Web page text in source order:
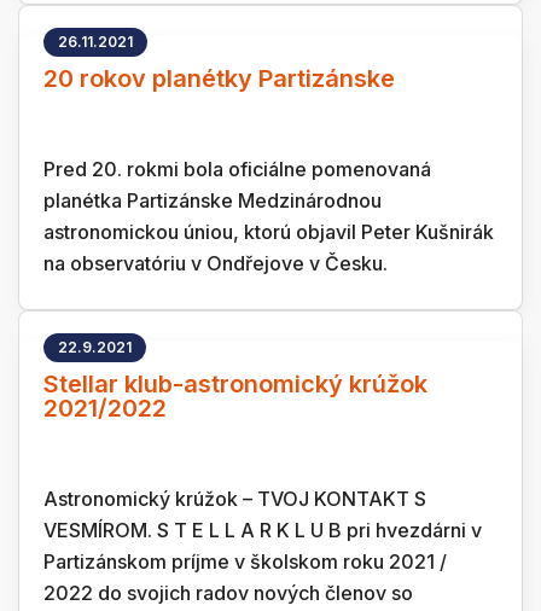
26.11.2021
20 rokov planétky Partizánske
Pred 20. rokmi bola oficiálne pomenovaná
planétka Partizánske Medzinárodnou
astronomickou úniou, ktorú objavil Peter Kušnirák
na observatóriu v Ondřejove v Česku.
22.9.2021
Stellar klub-astronomický krúžok
2021/2022
Astronomický krúžok – TVOJ KONTAKT S
VESMÍROM. S T E L L A R K L U B pri hvezdárni v
Partizánskom príjme v školskom roku 2021 /
2022 do svojich radov nových členov so